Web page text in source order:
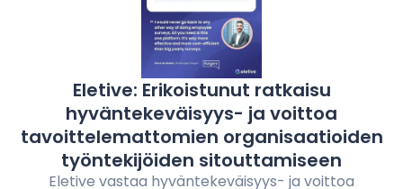
Eletive: Erikoistunut ratkaisu
hyväntekeväisyys- ja voittoa
tavoittelemattomien organisaatioiden
työntekijöiden sitouttamiseen
Eletive vastaa hyväntekeväisyys- ja voittoa